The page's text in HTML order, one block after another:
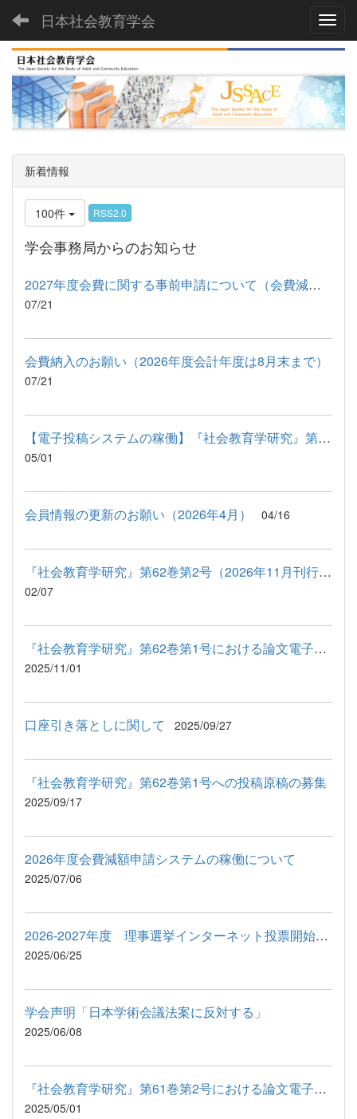
日本社会教育学会
新着情報
100件 RSS2.0
学会事務局からのお知らせ
2027年度会費に関する事前申請について（会費減額申請・口座振替...
07/21
会費納入のお願い（2026年度会計年度は8月末まで）
07/21
【電子投稿システムの稼働】『社会教育学研究』第62巻第2号（2026...
05/01
会員情報の更新のお願い（2026年4月） 04/16
『社会教育学研究』第62巻第2号（2026年11月刊行予定）への投稿原...
02/07
『社会教育学研究』第62巻第1号における論文電子投稿システム稼働...
2025/11/01
口座引き落としに関して 2025/09/27
『社会教育学研究』第62巻第1号への投稿原稿の募集
2025/09/17
2026年度会費減額申請システムの稼働について
2025/07/06
2026-2027年度 理事選挙インターネット投票開始のお知らせ
2025/06/25
学会声明「日本学術会議法案に反対する」
2025/06/08
『社会教育学研究』第61巻第2号における論文電子投稿システム稼働...
2025/05/01